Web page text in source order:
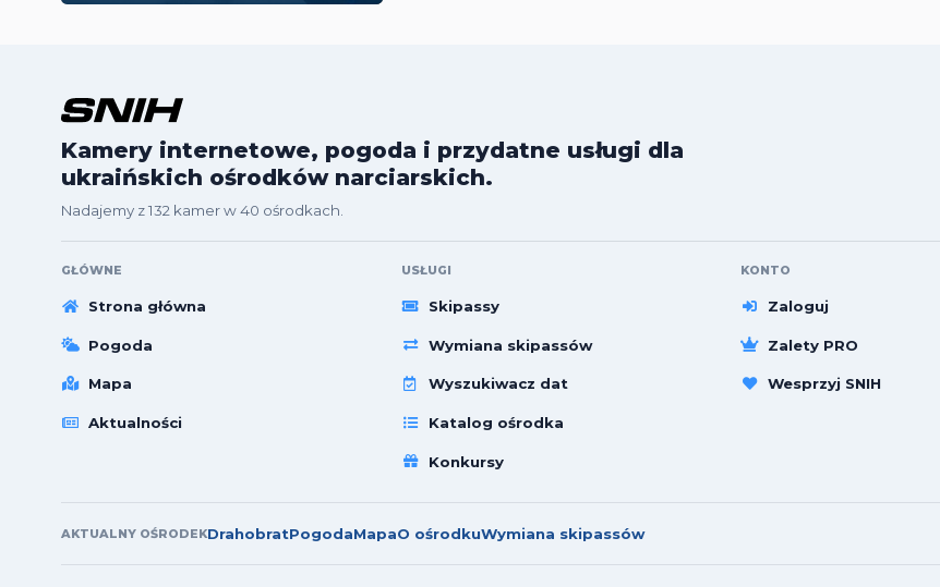
Kamery internetowe, pogoda i przydatne usługi dla
ukraińskich ośrodków narciarskich.
Nadajemy z 132 kamer w 40 ośrodkach.
GŁÓWNE
Strona główna
Pogoda
Mapa
Aktualności
USŁUGI
Skipassy
Wymiana skipassów
Wyszukiwacz dat
Katalog ośrodka
Konkursy
KONTO
Zaloguj
Zalety PRO
Wesprzyj SNIH
AKTUALNY OŚRODEKDrahobratPogodaMapaO ośrodkuWymiana skipassów